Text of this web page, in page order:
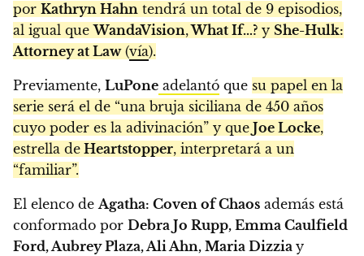
por Kathryn Hahn tendrá un total de 9 episodios,
al igual queWandaVision,What If…? y She-Hulk:
Attorney at Law(vía).
Previamente, LuPone adelantó que su papel en la
serie será el de “una bruja siciliana de 450 años
cuyo poder es la adivinación” y que Joe Locke,
estrella de Heartstopper, interpretará a un
“familiar”.
El elenco deAgatha: Coven of Chaos además está
conformado por Debra Jo Rupp, Emma Caulfield
Ford, Aubrey Plaza, Ali Ahn, Maria Dizzia y